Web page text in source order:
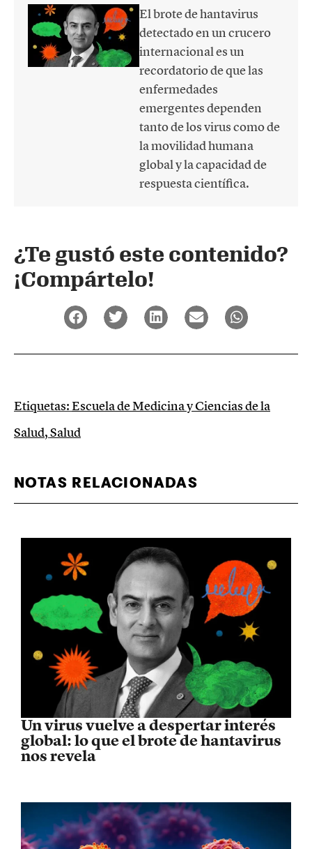
El brote de hantavirus
detectado en un crucero
internacional es un
recordatorio de que las
enfermedades
emergentes dependen
tanto de los virus como de
la movilidad humana
global y la capacidad de
respuesta científica.
¿Te gustó este contenido?
¡Compártelo!
Etiquetas:Escuela de Medicina y Ciencias de la
Salud,Salud
NOTAS RELACIONADAS
Un virus vuelve a despertar interés
global: lo que el brote de hantavirus
nos revela